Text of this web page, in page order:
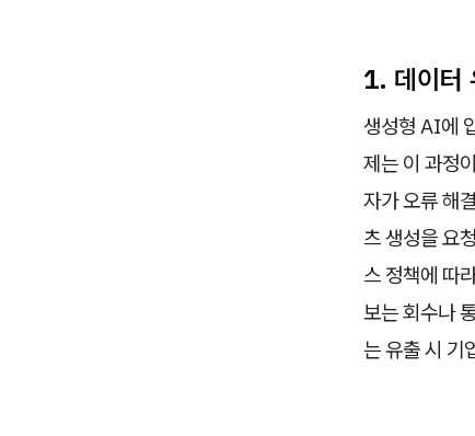
1. 데이터
생성형 AI에
제는 이 과정
자가 오류 해
츠 생성을 요
스 정책에 따
보는 회수나
는 유출 시 기